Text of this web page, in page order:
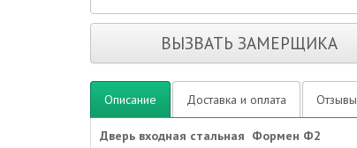
ВЫЗВАТЬ ЗАМЕРЩИКА
Описание Доставка и оплата Отзывы
Дверь входная стальная Формен Ф2